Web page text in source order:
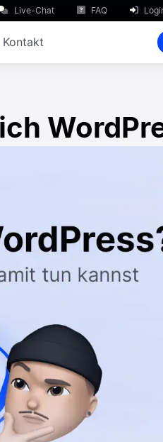
Live-Chat FAQ
Kontakt